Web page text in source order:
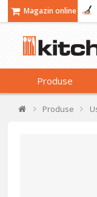
Magazin online
Produse
Produse